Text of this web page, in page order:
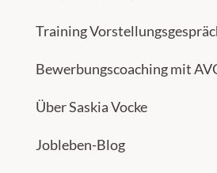
Training
Bewerbungscoaching mit
Über Saskia Vocke
Jobleben-Blog